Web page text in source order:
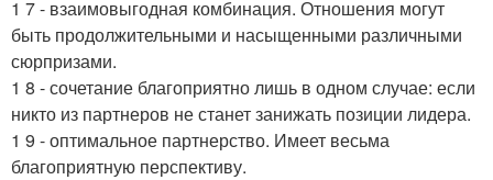
1 7 - взаимовыгодная комбинация. Отношения могут
быть продолжительными и насыщенными различными
сюрпризами.
1 8 - сочетание благоприятно лишь в одном случае: если
никто из партнеров не станет занижать позиции лидера.
1 9 - оптимальное партнерство. Имеет весьма
благоприятную перспективу.